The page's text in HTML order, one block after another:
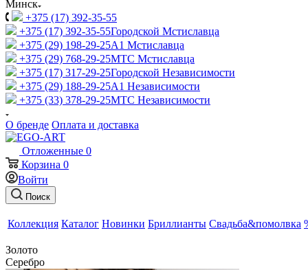
Минск
+375 (17) 392-35-55
+375 (17) 392-35-55Городской Мстиславца
+375 (29) 198-29-25A1 Мстиславца
+375 (29) 768-29-25МТС Мстиславца
+375 (17) 317-29-25Городской Независимости
+375 (29) 188-29-25A1 Независимости
+375 (33) 378-29-25МТС Независимости
О бренде Оплата и доставка
Отложенные 0
Корзина 0
Войти
Поиск
Коллекция Каталог Новинки Бриллианты Свадьба&помолвка
Золото
Серебро